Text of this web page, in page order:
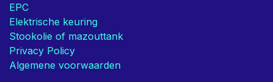
EPC
Elektrische keuring
Stookolie of mazouttank
Privacy Policy
Algemene voorwaarden